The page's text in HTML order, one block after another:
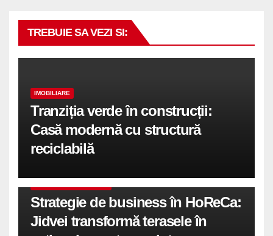
TREBUIE SA VEZI SI:
IMOBILIARE
Tranziția verde în construcții:
Casă modernă cu structură
reciclabilă
Strategie de business în HoReCa:
Jidvei transformă terasele în